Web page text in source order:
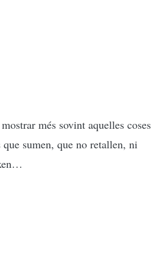
més sovint aquelles coses
que sumen, que no retallen, ni